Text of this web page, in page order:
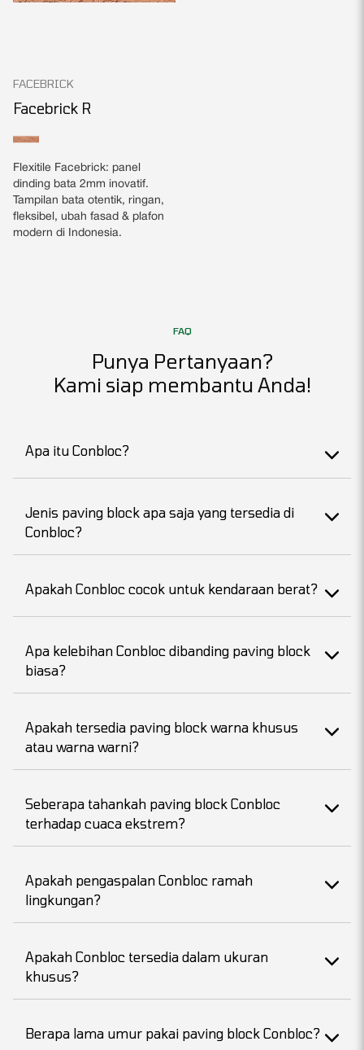
FACEBRICK
Facebrick R
Flexitile Facebrick: panel
dinding bata 2mm inovatif.
Tampilan bata otentik, ringan,
fleksibel, ubah fasad & plafon
modern di Indonesia.
FAQ
Punya Pertanyaan?
Kami siap membantu Anda!
Apa itu Conbloc?
Jenis paving block apa saja yang tersedia di
Conbloc?
Apakah Conbloc cocok untuk kendaraan berat?
Apa kelebihan Conbloc dibanding paving block
biasa?
Apakah tersedia paving block warna khusus
atau warna warni?
Seberapa tahankah paving block Conbloc
terhadap cuaca ekstrem?
Apakah pengaspalan Conbloc ramah
lingkungan?
Apakah Conbloc tersedia dalam ukuran
khusus?
Berapa lama umur pakai paving block Conbloc?